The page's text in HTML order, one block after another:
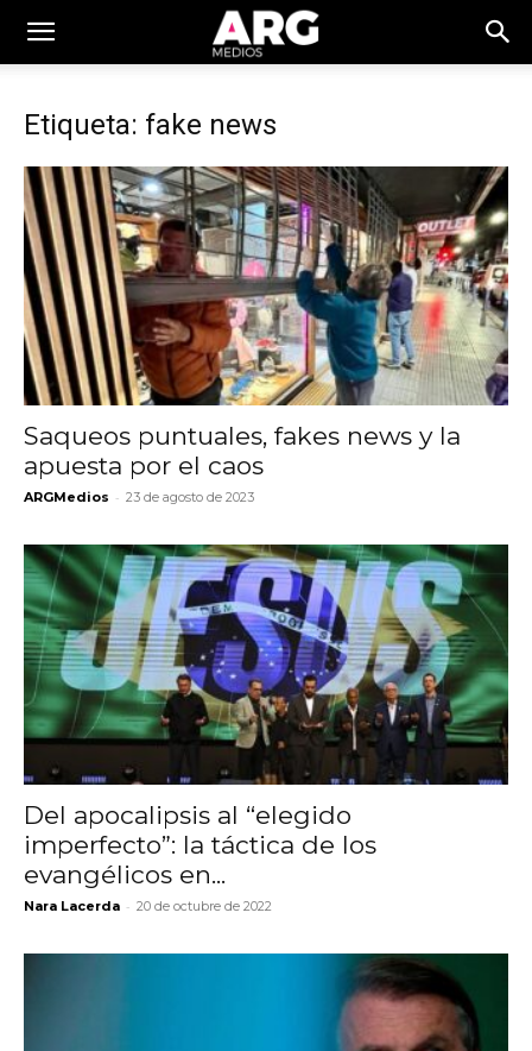
Etiqueta: fake news
Saqueos puntuales, fakes news y la
apuesta por el caos
ARGMedios - 23 de agosto de 2023
Del apocalipsis al “elegido
imperfecto”: la táctica de los
evangélicos en...
Nara Lacerda - 20 de octubre de 2022